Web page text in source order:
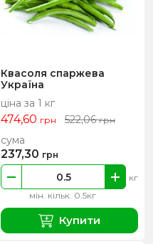
Квасоля спаржева
Україна
ціна за 1 кг
474,60 грн 522,06грн
мін. кільк. 0.5кг
кг
сума
237,30 грн
Купити